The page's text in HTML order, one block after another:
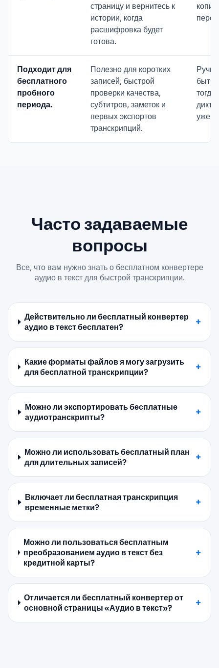
страницу и вернитесь к
истории, когда
расшифровка будет
готова.
Подходит для
бесплатного
пробного
периода.
Полезно для коротких
записей, быстрой
проверки качества,
субтитров, заметок и
первых экспортов
транскрипций.
быть
уже
Часто задаваемые
вопросы
Все, что вам нужно знать о бесплатном конвертере
аудио в текст для быстрой транскрипции.
Действительно ли бесплатный конвертер
аудио в текст бесплатен?
Какие форматы файлов я могу загрузить
для бесплатной транскрипции?
Можно ли экспортировать бесплатные
аудиотранскрипты?
Можно ли использовать бесплатный план
для длительных записей?
Включает ли бесплатная транскрипция
временные метки?
Можно ли пользоваться бесплатным
преобразованием аудио в текст без
кредитной карты?
Отличается ли бесплатный конвертер от
основной страницы «Аудио в текст»?